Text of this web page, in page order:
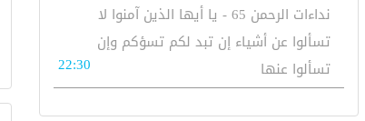
نداءات الرحمن 65 - يا أيها الذين آمنوا لا
تسألوا عن أشياء إن تبد لكم تسؤكم وإن
تسألوا عنها
22:30